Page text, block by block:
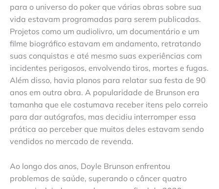
para o universo do poker que várias obras sobre sua
vida estavam programadas para serem publicadas.
Projetos como um audiolivro, um documentário e um
filme biográfico estavam em andamento, retratando
suas conquistas e até mesmo suas experiências com
incidentes perigosos, envolvendo tiros, mortes e fugas.
Além disso, havia planos para relatar sua festa de 90
anos em outra obra. A popularidade de Brunson era
tamanha que ele costumava receber itens pelo correio
para dar autógrafos, mas decidiu interromper essa
prática ao perceber que muitos deles estavam sendo
vendidos no mercado de revenda.
Ao longo dos anos, Doyle Brunson enfrentou
problemas de saúde, superando o câncer quatro